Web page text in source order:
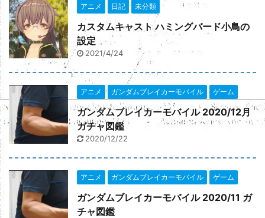
楽天トラベルでclick
アニメ 日記 未分類
カスタムキャスト ハミングバード小鳥の
設定
2021/4/24
アニメ ガンダムブレイカーモバイル ゲーム
ガンダムブレイカーモバイル 2020/12月
ガチャ図鑑
2020/12/22
アニメ ガンダムブレイカーモバイル ゲーム
ガンダムブレイカーモバイル 2020/11 ガ
チャ図鑑